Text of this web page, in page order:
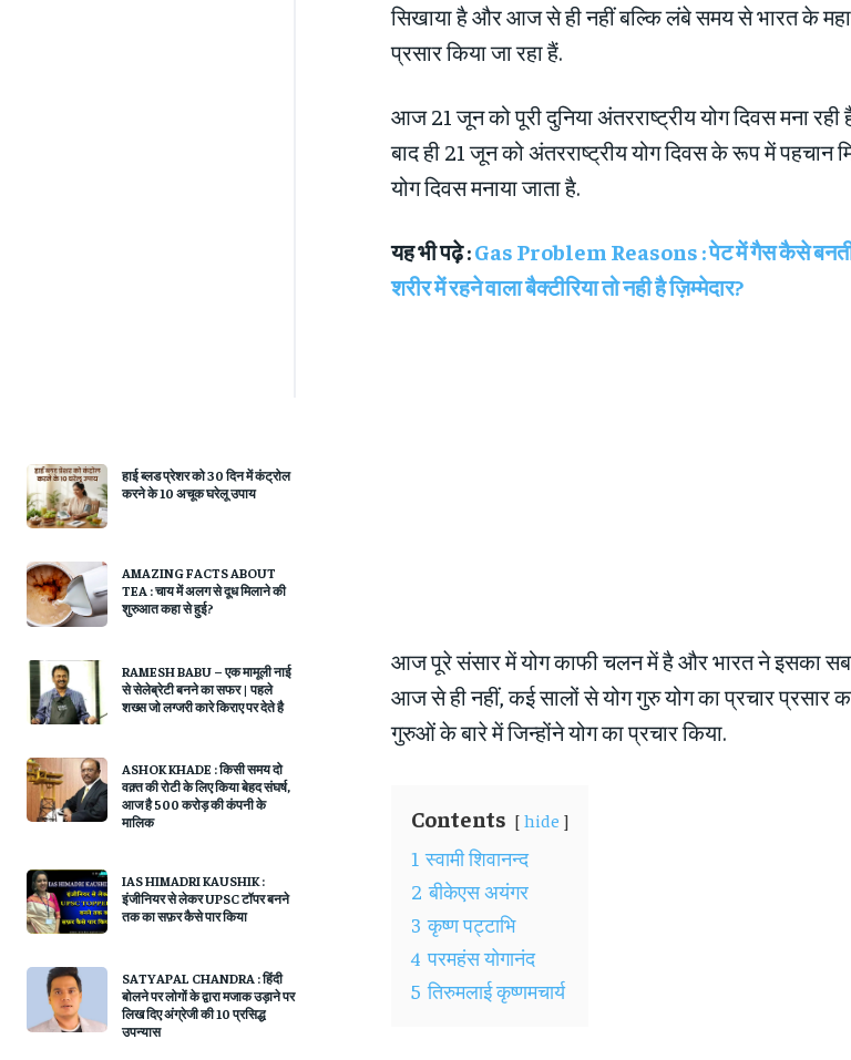
हाई ब्लड प्रेशर को 30 दिन में कंट्रोल
करने के 10 अचूक घरेलू उपाय
AMAZING FACTS ABOUT
TEA : चाय में अलग से दूध मिलाने की
शुरुआत कहा से हुई?
RAMESH BABU – एक मामूली नाई
से सेलेब्रेटी बनने का सफर | पहले
शख्स जो लग्जरी कारे किराए पर देते है
ASHOK KHADE : किसी समय दो
वक़्त की रोटी के लिए किया बेहद संघर्ष,
आज है 500 करोड़ की कंपनी के
मालिक
IAS HIMADRI KAUSHIK :
इंजीनियर से लेकर UPSC टॉपर बनने
तक का सफ़र कैसे पार किया
SATYAPAL CHANDRA : हिंदी
बोलने पर लोगों के द्वारा मजाक उड़ाने पर
लिख दिए अंग्रेजी की 10 प्रसिद्ध
उपन्यास
सिखाया है और आज से ही नहीं बल्कि लंबे समय से भारत के
प्रसार किया जा रहा हैं.
आज 21 जून को पूरी दुनिया अंतरराष्ट्रीय योग दिवस मना
बाद ही 21 जून को अंतरराष्ट्रीय योग दिवस के रूप में पहचान
योग दिवस मनाया जाता है.
यह भी पढ़े :Gas Problem Reasons : पेट में गैस कैसे
शरीर में रहने वाला बैक्टीरिया तो नही है ज़िम्मेदार?
आज पूरे संसार में योग काफी चलन में है और भारत ने इसका सबसे
आज से ही नहीं, कई सालों से योग गुरु योग का प्रचार
गुरुओं के बारे में जिन्होंने योग का प्रचार किया.
Contents hide
1 स्वामी शिवानन्द
2 बीकेएस अयंगर
3 कृष्ण पट्टाभि
4 परमहंस योगानंद
5 तिरुमलाई कृष्णमचार्य